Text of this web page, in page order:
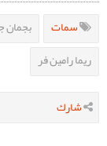
سمات
ريما رامين فر
شارك